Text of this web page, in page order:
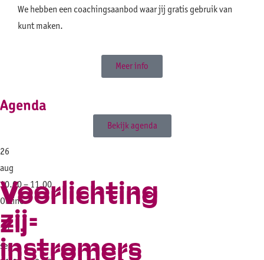
We hebben een coachingsaanbod waar jij gratis gebruik van
kunt maken.
Meer info
Agenda
Bekijk agenda
26
aug
Voorlichting
zij-
instromers
Voorlichting
zij-
instromers
10.00 – 11.00
Online
10
sep